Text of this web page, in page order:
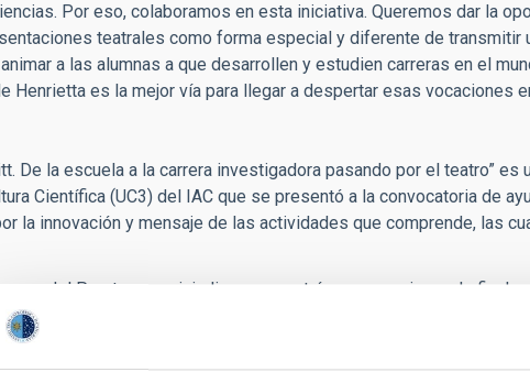
Por eso, colaboramos en esta iniciativa. Queremos dar la
teatrales como forma especial y diferente de transmitir
a las alumnas a que desarrollen y estudien carreras en el
Henrietta es la mejor vía para llegar a despertar esas vocaciones
De la escuela a la carrera investigadora pasando por el teatro” es
Científica (UC3) del IAC que se presentó a la convocatoria de
la innovación y mensaje de las actividades que comprende, las
del Puerto- se reivindica a una astrónoma americana de finales
que tuvo un papel importante en la historia de la Astronomía.
parte del grupo llamado las "Computadoras de Harvard",
sus grandes aportaciones a la Astronomía. Y, por extensión, es